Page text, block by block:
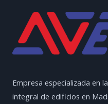
Empresa especializada en
integral de edificios en